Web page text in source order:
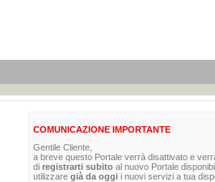
COMUNICAZIONE IMPORTANTE
Gentile Cliente,
a breve questo Portale verrà disattivato e
diregistrarti subitoal nuovo Portale
utilizzare già da oggii nuovi servizi a tua